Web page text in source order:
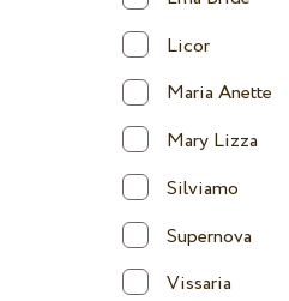
Licor
Maria Anette
Mary Lizza
Silviamo
Supernova
Vissaria